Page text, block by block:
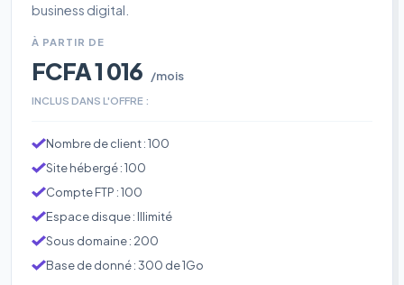
business digital.
À PARTIR DE
FCFA 1 016 /mois
INCLUS DANS L'OFFRE :
Nombre de client : 100
Site hébergé : 100
Compte FTP : 100
Espace disque : Illimité
Sous domaine : 200
Base de donné : 300 de 1Go